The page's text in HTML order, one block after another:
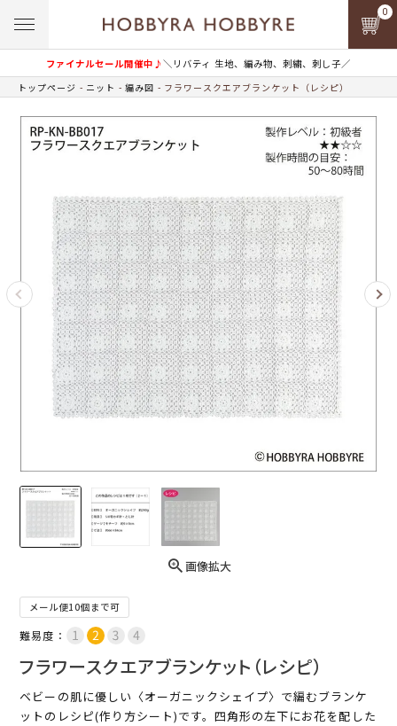
ファイナルセール開催中♪＼リバティ 生地、編み物、刺繍、刺し子／
0
トップページ ニット 編み図 フラワースクエアブランケット（レシピ）
画像拡大
メール便10個まで可
難易度：
フラワースクエアブランケット（レシピ）
ベビーの肌に優しい〈オーガニックシェイプ〉で編むブランケ
ットのレシピ(作り方シート)です。四角形の左下にお花を配した